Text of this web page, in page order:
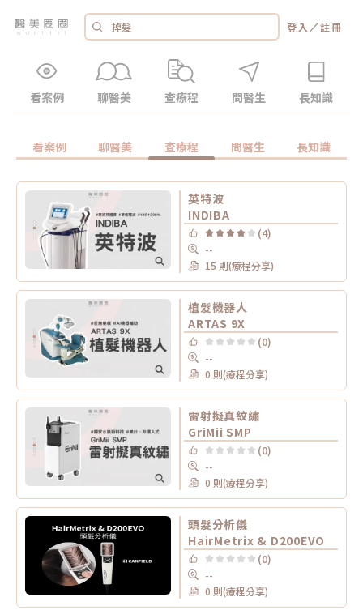
登入 ／註冊
看案例 聊醫美 查療程 問醫生 長知識
看案例 聊醫美 查療程 問醫生 長知識
英特波
INDIBA
(4)
--
15 則(療程分享)
植髮機器人
ARTAS 9X
(0)
--
0 則(療程分享)
雷射擬真紋繡
GriMii SMP
(0)
--
0 則(療程分享)
頭髮分析儀
HairMetrix & D200EVO
(0)
--
0 則(療程分享)